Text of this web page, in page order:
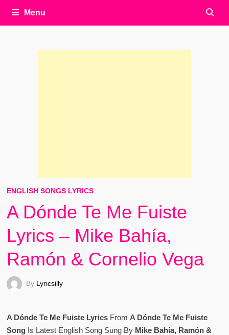
Menu
ENGLISH SONGS LYRICS
A Dónde Te Me Fuiste
Lyrics – Mike Bahía,
Ramón & Cornelio Vega
By Lyricsilly
A Dónde Te Me Fuiste LyricsFrom A Dónde Te Me Fuiste
SongIs Latest English Song Sung By Mike Bahía, Ramón &